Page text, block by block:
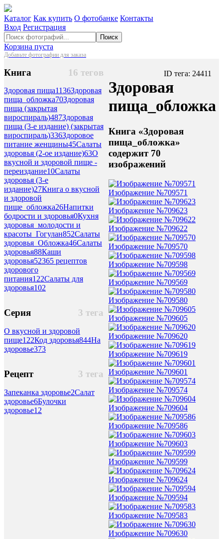
Каталог Как купить О фотобанке Контакты
Вход Регистрация
Поиск
Корзина пуста
Добавьте фотографии для заказа
16 тегов
Книга
Здоровая пища1136Здоровая
пища_обложка70Здоровая
пища (закрытая
вироспираль)487Здоровая
пища (3-е издание) (закрытая
вироспираль)336Здоровое
питание женщины45Салаты
здоровья (2-ое издание)63О
вкусной и здоровой пище -
переиздание10Салаты
здоровья (3-е
издание)27Книга о вкусной
и здоровой
пище_обложка26Напитки
бодрости и здоровья0Кухня
здоровья_молодости и
красоты_Гогулан852Салаты
здоровья_Обложка46Салаты
здоровья88Каши
здоровья52365 рецептов
здорового
питания122Салаты для
здоровья102
3 тега
Серия
О вкусной и здоровой
пище122Код здоровья844На
здоровье373
3 тега
Рецепт
Запеканка здоровье2Салат
здоровье6Булочки
здоровье12
ID тега: 24411
Здоровая
пища_обложка
Книга «Здоровая
пища_обложка»
содержит 70
изображений
Изображение №709571
Изображение №709623
Изображение №709622
Изображение №709570
Изображение №709598
Изображение №709569
Изображение №709580
Изображение №709605
Изображение №709620
Изображение №709619
Изображение №709601
Изображение №709574
Изображение №709604
Изображение №709586
Изображение №709603
Изображение №709599
Изображение №709624
Изображение №709594
Изображение №709583
Изображение №709630